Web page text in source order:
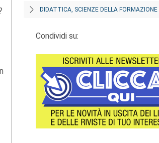
DIDATTICA, SCIENZE DELLA FORMAZIONE
Condividi su: